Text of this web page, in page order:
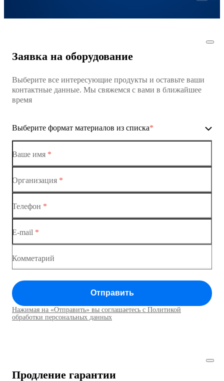
Заявка на оборудование
Выберите все интересующие продукты и оставьте ваши
контактные данные. Мы свяжемся с вами в ближайшее
время
Выберите формат материалов из списка*
Ethernet-коммутаторы
Коммутатор доступа MES1428
Коммутаторы доступа01
Ваше имя *
Организация *
Телефон *
E-mail *
Комметарий
Отправить
Нажимая на «Отправить» вы соглашаетесь с Политикой
обработки персональных данных
Продление гарантии